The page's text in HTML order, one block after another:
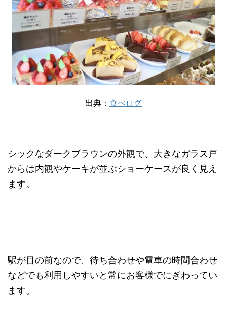
出典： 食べログ
シックなダークブラウンの外観で、大きなガラス戸
からは内観やケーキが並ぶショーケースが良く見え
ます。
駅が目の前なので、待ち合わせや電車の時間合わせ
などでも利用しやすいと常にお客様でにぎわってい
ます。